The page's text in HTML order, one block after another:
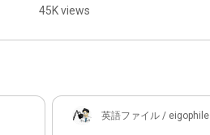
45K views
英語ファイル / eigophile